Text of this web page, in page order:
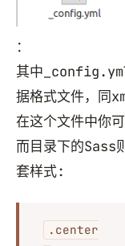
：
其中
据格式文件，同
在这个文件中你
而目录下的Sass
套样式:
.center